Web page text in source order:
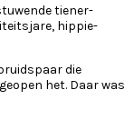
tiener-
hippie-
die
het. Daar was